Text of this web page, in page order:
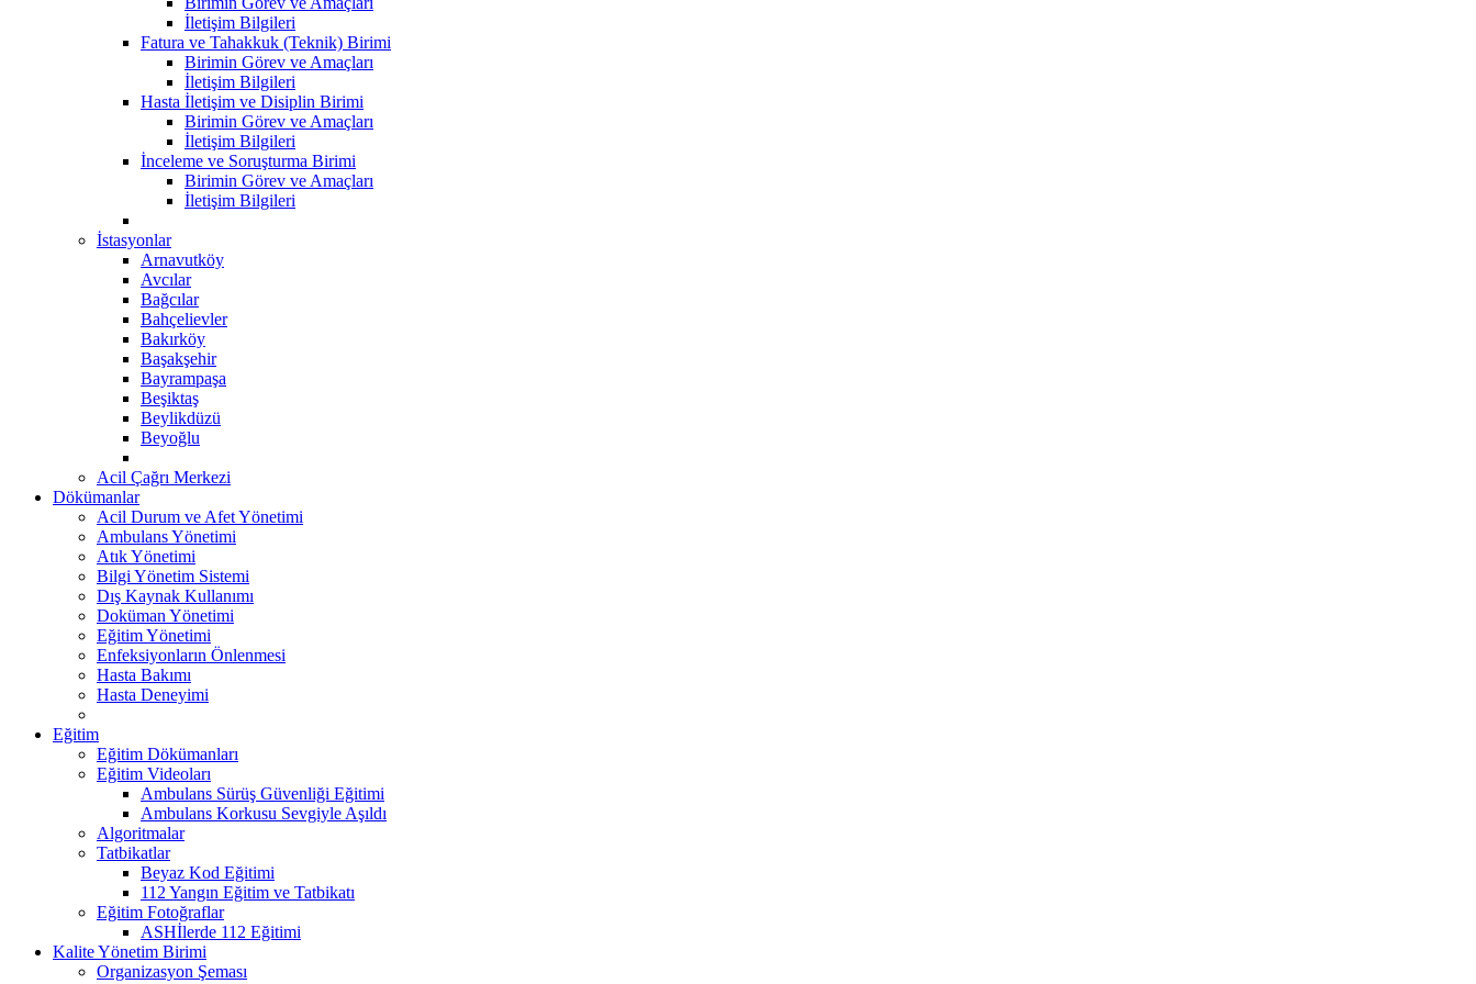
İletişim Bilgileri
Fatura ve Tahakkuk (Teknik) Birimi
Birimin Görev ve Amaçları
İletişim Bilgileri
Hasta İletişim ve Disiplin Birimi
Birimin Görev ve Amaçları
İletişim Bilgileri
İnceleme ve Soruşturma Birimi
Birimin Görev ve Amaçları
İletişim Bilgileri
İstasyonlar
Arnavutköy
Avcılar
Bağcılar
Bahçelievler
Bakırköy
Başakşehir
Bayrampaşa
Beşiktaş
Beylikdüzü
Beyoğlu
Acil Çağrı Merkezi
Dökümanlar
Acil Durum ve Afet Yönetimi
Ambulans Yönetimi
Atık Yönetimi
Bilgi Yönetim Sistemi
Dış Kaynak Kullanımı
Doküman Yönetimi
Eğitim Yönetimi
Enfeksiyonların Önlenmesi
Hasta Bakımı
Hasta Deneyimi
Eğitim
Eğitim Dökümanları
Eğitim Videoları
Ambulans Sürüş Güvenliği Eğitimi
Ambulans Korkusu Sevgiyle Aşıldı
Algoritmalar
Tatbikatlar
Beyaz Kod Eğitimi
112 Yangın Eğitim ve Tatbikatı
Eğitim Fotoğraflar
ASHİlerde 112 Eğitimi
Kalite Yönetim Birimi
Organizasyon Şeması